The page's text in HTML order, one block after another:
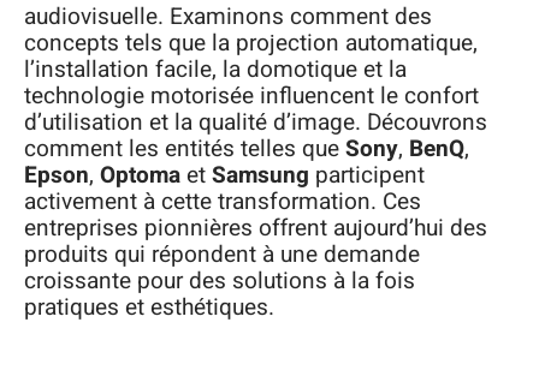
audiovisuelle. Examinons comment des
concepts tels que la projection automatique,
l’installation facile, la domotique et la
technologie motorisée influencent le confort
d’utilisation et la qualité d’image. Découvrons
comment les entités telles queSony, BenQ,
Epson, OptomaetSamsung participent
activement à cette transformation. Ces
entreprises pionnières offrent aujourd’hui des
produits qui répondent à une demande
croissante pour des solutions à la fois
pratiques et esthétiques.